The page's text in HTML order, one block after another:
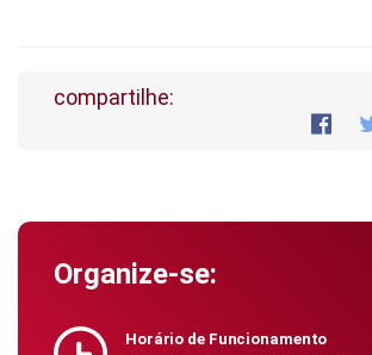
compartilhe:
Organize-se:
Horário de Funcionamento